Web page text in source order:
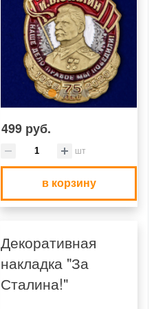
499 руб.
шт
в корзину
Декоративная
накладка "За
Сталина!"